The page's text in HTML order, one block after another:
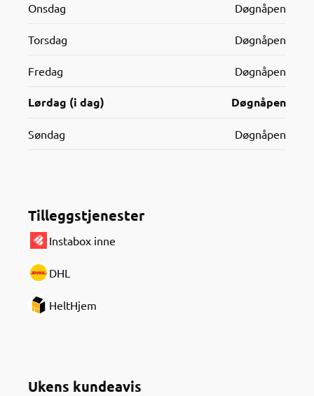
Onsdag Døgnåpen
Torsdag Døgnåpen
Fredag Døgnåpen
Lørdag (i dag) Døgnåpen
Søndag Døgnåpen
Tilleggstjenester
Instabox inne
DHL
HeltHjem
Ukens kundeavis